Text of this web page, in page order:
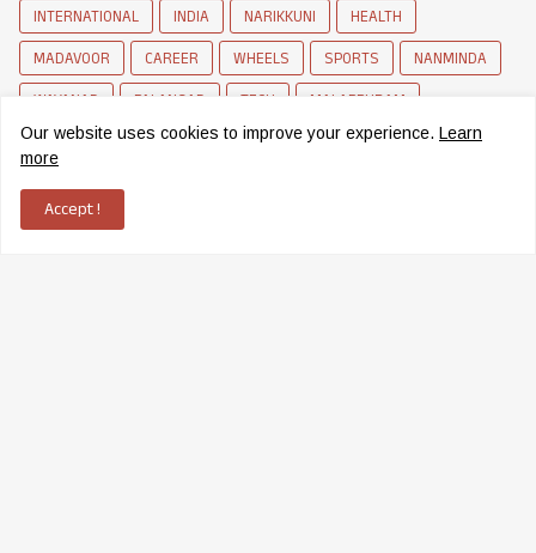
INTERNATIONAL
INDIA NARIKKUNI
HEALTH
MADAVOOR
CAREER WHEELS SPORTS
NANMINDA
WAYANAD
PALANGAD TECH
MALAPPURAM
BALUSSERY
SCHOLARSHIP MOVIE CRIME
FARMING
Our website uses cookies to improve your experience. Learn
more
Accept !